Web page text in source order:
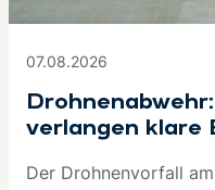
07.08.2026
verlangen klare
Der Drohnenvorfall